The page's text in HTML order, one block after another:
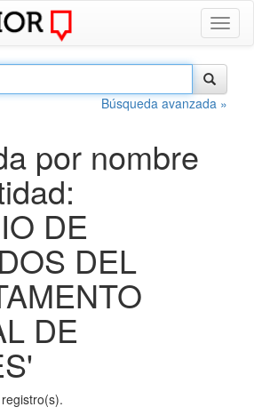
Búsqueda avanzada »
por nombre
DE
DEL
DE